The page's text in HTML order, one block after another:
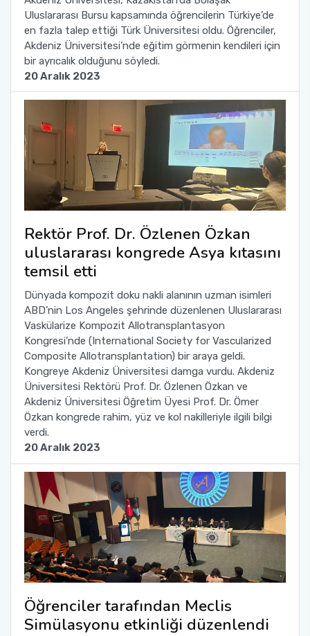
Uluslararası Bursu kapsamında öğrencilerin Türkiye’de
en fazla talep ettiği Türk Üniversitesi oldu. Öğrenciler,
Akdeniz Üniversitesi’nde eğitim görmenin kendileri için
bir ayrıcalık olduğunu söyledi.
20 Aralık 2023
Rektör Prof. Dr. Özlenen Özkan
uluslararası kongrede Asya kıtasını
temsil etti
Dünyada kompozit doku nakli alanının uzman isimleri
ABD’nin Los Angeles şehrinde düzenlenen Uluslararası
Vaskülarize Kompozit Allotransplantasyon
Kongresi’nde (International Society for Vascularized
Composite Allotransplantation) bir araya geldi.
Kongreye Akdeniz Üniversitesi damga vurdu. Akdeniz
Üniversitesi Rektörü Prof. Dr. Özlenen Özkan ve
Akdeniz Üniversitesi Öğretim Üyesi Prof. Dr. Ömer
Özkan kongrede rahim, yüz ve kol nakilleriyle ilgili bilgi
verdi.
20 Aralık 2023
Öğrenciler tarafından Meclis
Simülasyonu etkinliği düzenlendi